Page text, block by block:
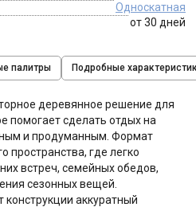
Односкатная
от 30 дней
палитры Подробные
деревянное решение для
помогает сделать отдых на
и продуманным. Формат
пространства, где легко
встреч, семейных обедов,
сезонных вещей.
аккуратный